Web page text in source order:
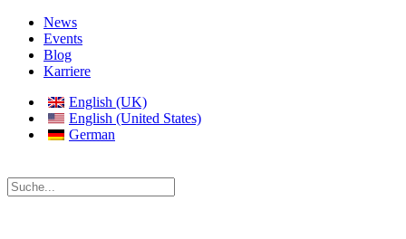
News
Events
Blog
Karriere
English (UK)
English (United States)
German